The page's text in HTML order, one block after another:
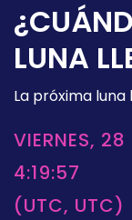
LUNA
La próxima
VIERNES,
4:19:57
(UTC, UTC)